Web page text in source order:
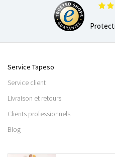
Service Tapeso
Service client
Livraison et retours
Clients professionnels
Blog